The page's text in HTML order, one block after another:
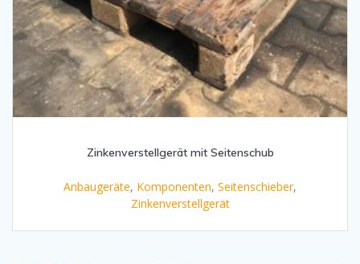
Zinkenverstellgerät mit Seitenschub
Anbaugeräte, Komponenten, Seitenschieber,
Zinkenverstellgerät